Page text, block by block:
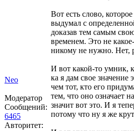
Neo
Модератор
Сообщений:
6465
Авторитет:
Вот есть слово,
выдумал с
доказав тем самым
временем. Это не
никому не нужно. Нет,
И вот какой-то умник,
ка я дам свое
чем тот, кто его
тем, что оно означает
значит вот это. И я
потому что ну я же